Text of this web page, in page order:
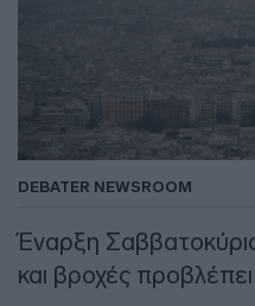
DEBATER NEWSROOM
Έναρξη
και βροχές